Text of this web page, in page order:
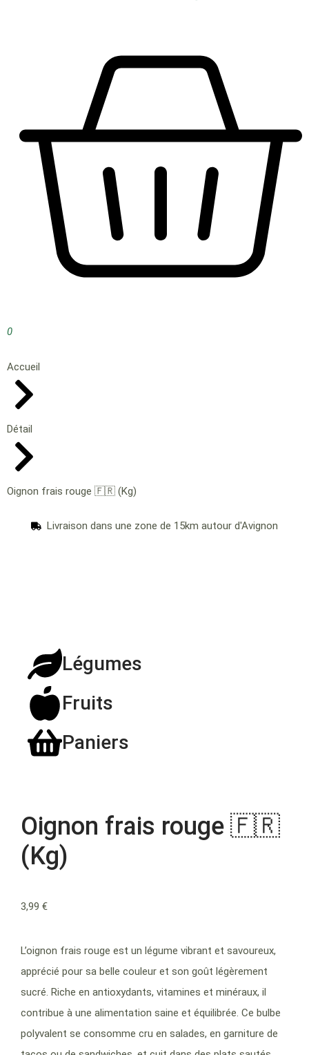
0
Accueil
Détail
Oignon frais rouge 🇫🇷 (Kg)
Livraison dans une zone de 15km autour d'Avignon
Légumes
Fruits
Paniers
Oignon frais rouge 🇫🇷
(Kg)
3,99 €
L’oignon frais rouge est un légume vibrant et savoureux,
apprécié pour sa belle couleur et son goût légèrement
sucré. Riche en antioxydants, vitamines et minéraux, il
contribue à une alimentation saine et équilibrée. Ce bulbe
polyvalent se consomme cru en salades, en garniture de